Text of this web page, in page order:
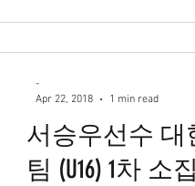
서승우선수 대
팀 (U16) 1차 소
-
Apr 22, 2018
1 min read